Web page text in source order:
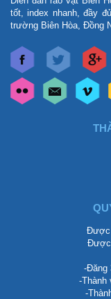
tốt, index nhanh, đầy
trường Biên Hòa, Đồng
Được
Được
-Đăng
-Thành
-